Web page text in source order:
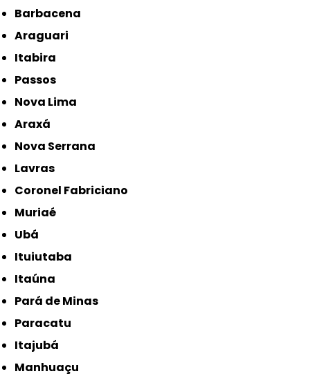
Barbacena
Araguari
Itabira
Passos
Nova Lima
Araxá
Nova Serrana
Lavras
Coronel Fabriciano
Muriaé
Ubá
Ituiutaba
Itaúna
Pará de Minas
Paracatu
Itajubá
Manhuaçu